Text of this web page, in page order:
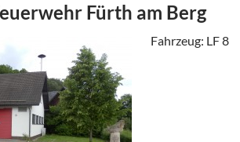
Fürth am Berg
Fahrzeug: LF 8